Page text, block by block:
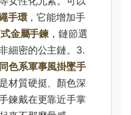
手環，它能增加手
金屬手鍊 ，鏈節選
細密的公主鏈。3.
色系軍事風掛墜手
材質硬挺、顏色深
鍊戴在更靠近手掌